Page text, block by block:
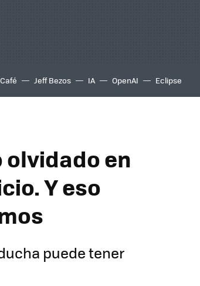
Café Jeff Bezos IA OpenAI Eclipse
olvidado en
Y eso
puede tener